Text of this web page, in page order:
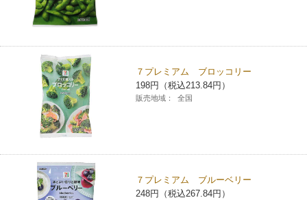
プリペイドカード・金券
ニンテンドー・ダウンロードカード
プリント
スキャン
ファクス
チケット
プリペイドサービス
切手・はがき・印紙
セブン銀行ATM
ご利用可能なお支払い方法
各種料金のお支払い
スマホプリペイド
セブンチケット
チケットぴあ
イープラス
CNプレイガイド
セブン‐イレブンでお受取り
タワーレコード
セブンネットショッピング
停電時のサービス停止のお知らせ
会社概要
貸借対照表・損益計算書
国内店舗数
売上高、店舗数推移
サステナビリティ活動基本方針
サステナビリティ推進体制
GREEN CHALLENGE 2050
サステナビリティニュース
加盟店オーナー募集
店舗検索
ネットショッピング
お問い合わせ
Language
English (Services)
中文[繁體字](服務)
７プレミアム ブロッコリー
198円（税込213.84円）
販売地域： 全国
７プレミアム ブルーベリー
248円（税込267.84円）